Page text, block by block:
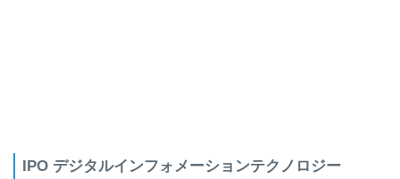
IPO デジタルインフォメーションテクノロジー